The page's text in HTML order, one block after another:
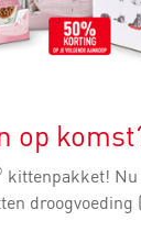
op
kittenpakket!
droogvoeding